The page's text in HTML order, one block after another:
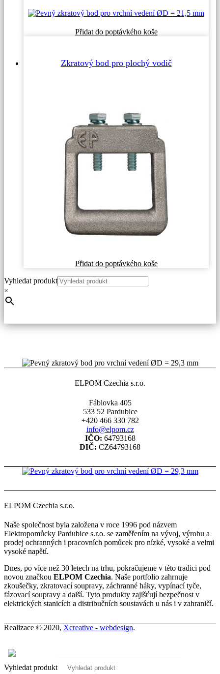
Přidat do poptávkého koše
Zkratový bod pro plochý vodič
Přidat do poptávkého koše
Vyhledat produkt
×
ELPOM Czechia s.r.o.
Fáblovka 405
533 52 Pardubice
+420 466 330 782
info@elpom.cz
IČO: 64793168
DIČ: CZ64793168
ELPOM Czechia s.r.o.
Naše společnost byla založena v roce 1996 pod názvem
Elektropomůcky Pardubice s.r.o. se zaměřením na vývoj, výrobu a
prodej ochranných i pracovních pomůcek pro nízké, vysoké a velmi
vysoké napětí.
Dnes, po více než 30 letech na trhu, pokračujeme v této tradici pod
novou značkou ELPOM Czechia. Naše portfolio zahrnuje
zkoušečky, zkratovací soupravy, záchranné háky, vypínací tyče,
fázovací soupravy a další. Tyto produkty zajišťují bezpečnost v
elektrických stanicích a distribučních soustavách u nás i v zahraničí.
Realizace © 2020, Xcreative - webdesign.
Vyhledat produkt